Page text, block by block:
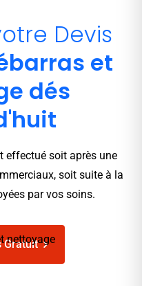
Devis
et
dés
effectué soit après une
soit suite à la
par vos soins.
Gratuit